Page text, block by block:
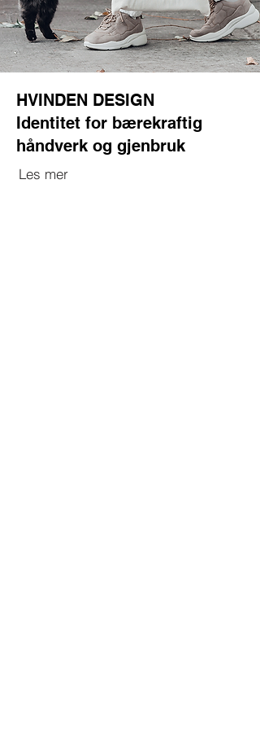
HVINDEN DESIGN
Identitet for bærekraftig
håndverk og gjenbruk
Les mer